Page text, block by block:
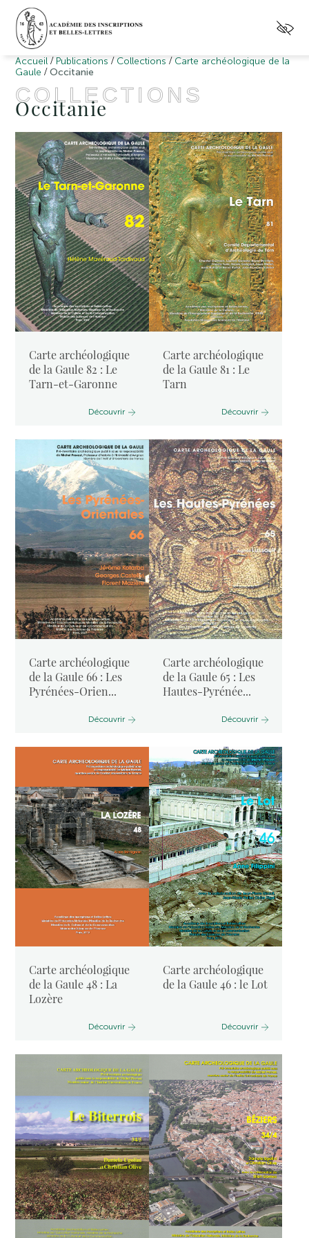
Accueil / Publications / Collections / Carte archéologique de la
Gaule /Occitanie
COLLECTIONS
Occitanie
Carte archéologique
de la Gaule 82 : Le
Tarn-et-Garonne
Découvrir
Carte archéologique
de la Gaule 81 : Le
Tarn
Découvrir
Carte archéologique
de la Gaule 66 : Les
Pyrénées-Orien...
Découvrir
Carte archéologique
de la Gaule 65 : Les
Hautes-Pyrénée...
Découvrir
Carte archéologique
de la Gaule 48 : La
Lozère
Découvrir
Carte archéologique
de la Gaule 46 : le Lot
Découvrir